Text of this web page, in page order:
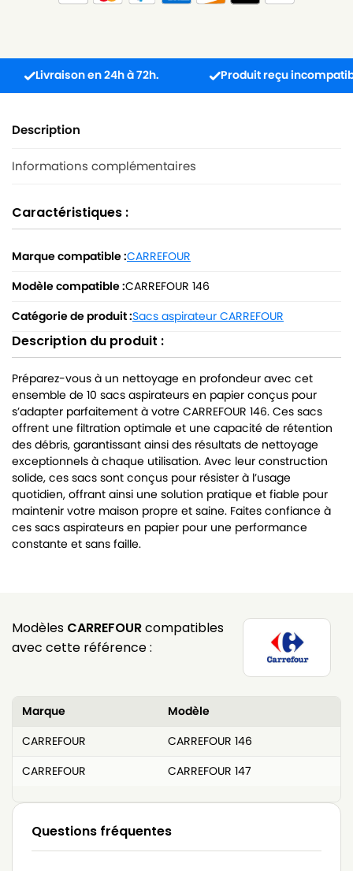
Livraison en 24h à 72h. Produit reçu incompatible ?
Description
Informations complémentaires
Caractéristiques :
Marque compatible :CARREFOUR
Modèle compatible :CARREFOUR 146
Catégorie de produit :Sacs aspirateur CARREFOUR
Description du produit :
Préparez-vous à un nettoyage en profondeur avec cet
ensemble de 10 sacs aspirateurs en papier conçus pour
s’adapter parfaitement à votre CARREFOUR 146. Ces sacs
offrent une filtration optimale et une capacité de rétention
des débris, garantissant ainsi des résultats de nettoyage
exceptionnels à chaque utilisation. Avec leur construction
solide, ces sacs sont conçus pour résister à l’usage
quotidien, offrant ainsi une solution pratique et fiable pour
maintenir votre maison propre et saine. Faites confiance à
ces sacs aspirateurs en papier pour une performance
constante et sans faille.
Modèles CARREFOURcompatibles
avec cette référence :
Marque
Modèle
CARREFOUR
CARREFOUR 146
CARREFOUR
CARREFOUR 147
Questions fréquentes